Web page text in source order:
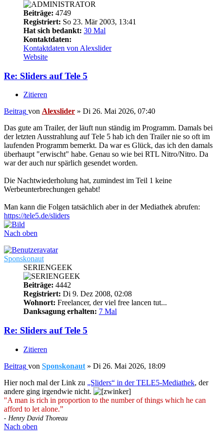
Beiträge: 4749
Registriert: So 23. Mär 2003, 13:41
Hat sich bedankt: 30 Mal
Kontaktdaten:
Kontaktdaten von Alexslider
Website
Re: Sliders auf Tele 5
Zitieren
Beitrag von Alexslider » Di 26. Mai 2026, 07:40
Das gute am Trailer, der läuft nun ständig im Programm. Damals bei
der letzten Ausstrahlung auf Tele 5 hab ich den Trailer nie so oft im
laufenden Programm bemerkt. Da war es Glück, das ich den damals
überhaupt "erwischt" habe. Genau so wie bei RTL Nitro/Nitro. Da
war der auch nur spärlich gesendet worden.
Die Nachtwiederholung hat, zumindest im Teil 1 keine
Werbeunterbrechungen gehabt!
Man kann die Folgen tatsächlich aber in der Mediathek abrufen:
https://tele5.de/sliders
Nach oben
Sponskonaut
SERIENGEEK
Beiträge: 4442
Registriert: Di 9. Dez 2008, 02:08
Wohnort: Freelancer, der viel free lancen tut...
Danksagung erhalten: 7 Mal
Re: Sliders auf Tele 5
Zitieren
Beitrag von Sponskonaut » Di 26. Mai 2026, 18:09
Hier noch mal der Link zu „Sliders“ in der TELE5-Mediathek, der
andere ging irgendwie nicht.
"A man is rich in proportion to the number of things which he can
afford to let alone.”
- Henry David Thoreau
Nach oben